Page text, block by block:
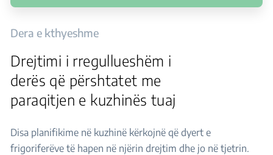
Dera e kthyeshme
Drejtimi i rregullueshëm i
derës që përshtatet me
paraqitjen e kuzhinës tuaj
Disa planifikime në kuzhinë kërkojnë që dyert e
frigoriferëve të hapen në njërin drejtim dhe jo në tjetrin.